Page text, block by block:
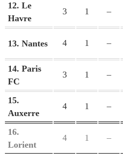
12. Le
Havre
3 1 –
13. Nantes 4 1 –
14. Paris
FC
3 1 –
15.
Auxerre
4 1 –
16.
Lorient
4 1 –